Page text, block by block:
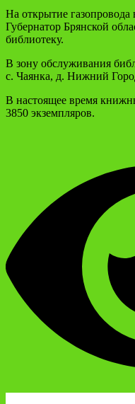
На открытие газопровода
Губернатор Брянской
библиотеку.
В зону обслуживания
с. Чаянка, д. Нижний
В настоящее время
3850 экземпляров.